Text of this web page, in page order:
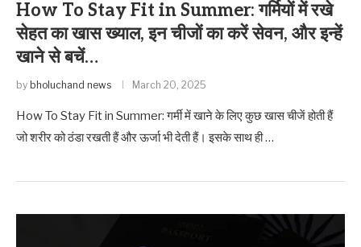
How To Stay Fit in Summer: गर्मियों में रखे
सेहत का खास ख्याल, इन चीजों का करें सेवन, और इन्हें
खाने से बचें…
by bholuchand news March 20, 2025
How To Stay Fit in Summer: गर्मी में खाने के लिए कुछ खास चीजें होती हैं
जो शरीर को ठंडा रखती हैं और ऊर्जा भी देती हैं। इसके साथ ही …